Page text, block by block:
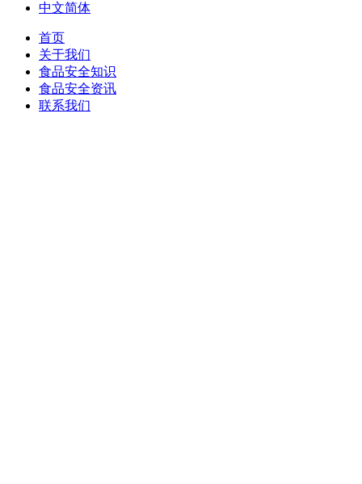
中文简体
首页
关于我们
食品安全知识
食品安全资讯
联系我们